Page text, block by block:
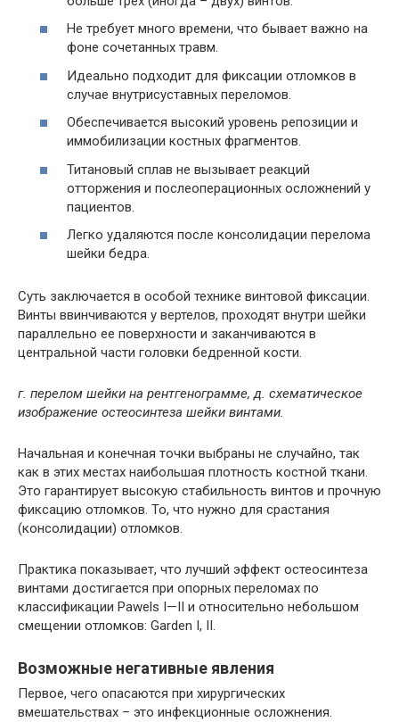
Не требует много времени, что бывает важно на
фоне сочетанных травм.
Идеально подходит для фиксации отломков в
случае внутрисуставных переломов.
Обеспечивается высокий уровень репозиции и
иммобилизации костных фрагментов.
Титановый сплав не вызывает реакций
отторжения и послеоперационных осложнений у
пациентов.
Легко удаляются после консолидации перелома
шейки бедра.
Суть заключается в особой технике винтовой фиксации.
Винты ввинчиваются у вертелов, проходят внутри шейки
параллельно ее поверхности и заканчиваются в
центральной части головки бедренной кости.
г. перелом шейки на рентгенограмме, д. схематическое
изображение остеосинтеза шейки винтами.
Начальная и конечная точки выбраны не случайно, так
как в этих местах наибольшая плотность костной ткани.
Это гарантирует высокую стабильность винтов и прочную
фиксацию отломков. То, что нужно для срастания
(консолидации) отломков.
Практика показывает, что лучший эффект остеосинтеза
винтами достигается при опорных переломах по
классификации Pawels I—II и относительно небольшом
смещении отломков: Garden I, II.
Возможные негативные явления
Первое, чего опасаются при хирургических
вмешательствах – это инфекционные осложнения.